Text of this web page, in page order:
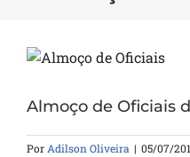
Almoço de Oficiais
PorAdilson Oliveira | 05/07/